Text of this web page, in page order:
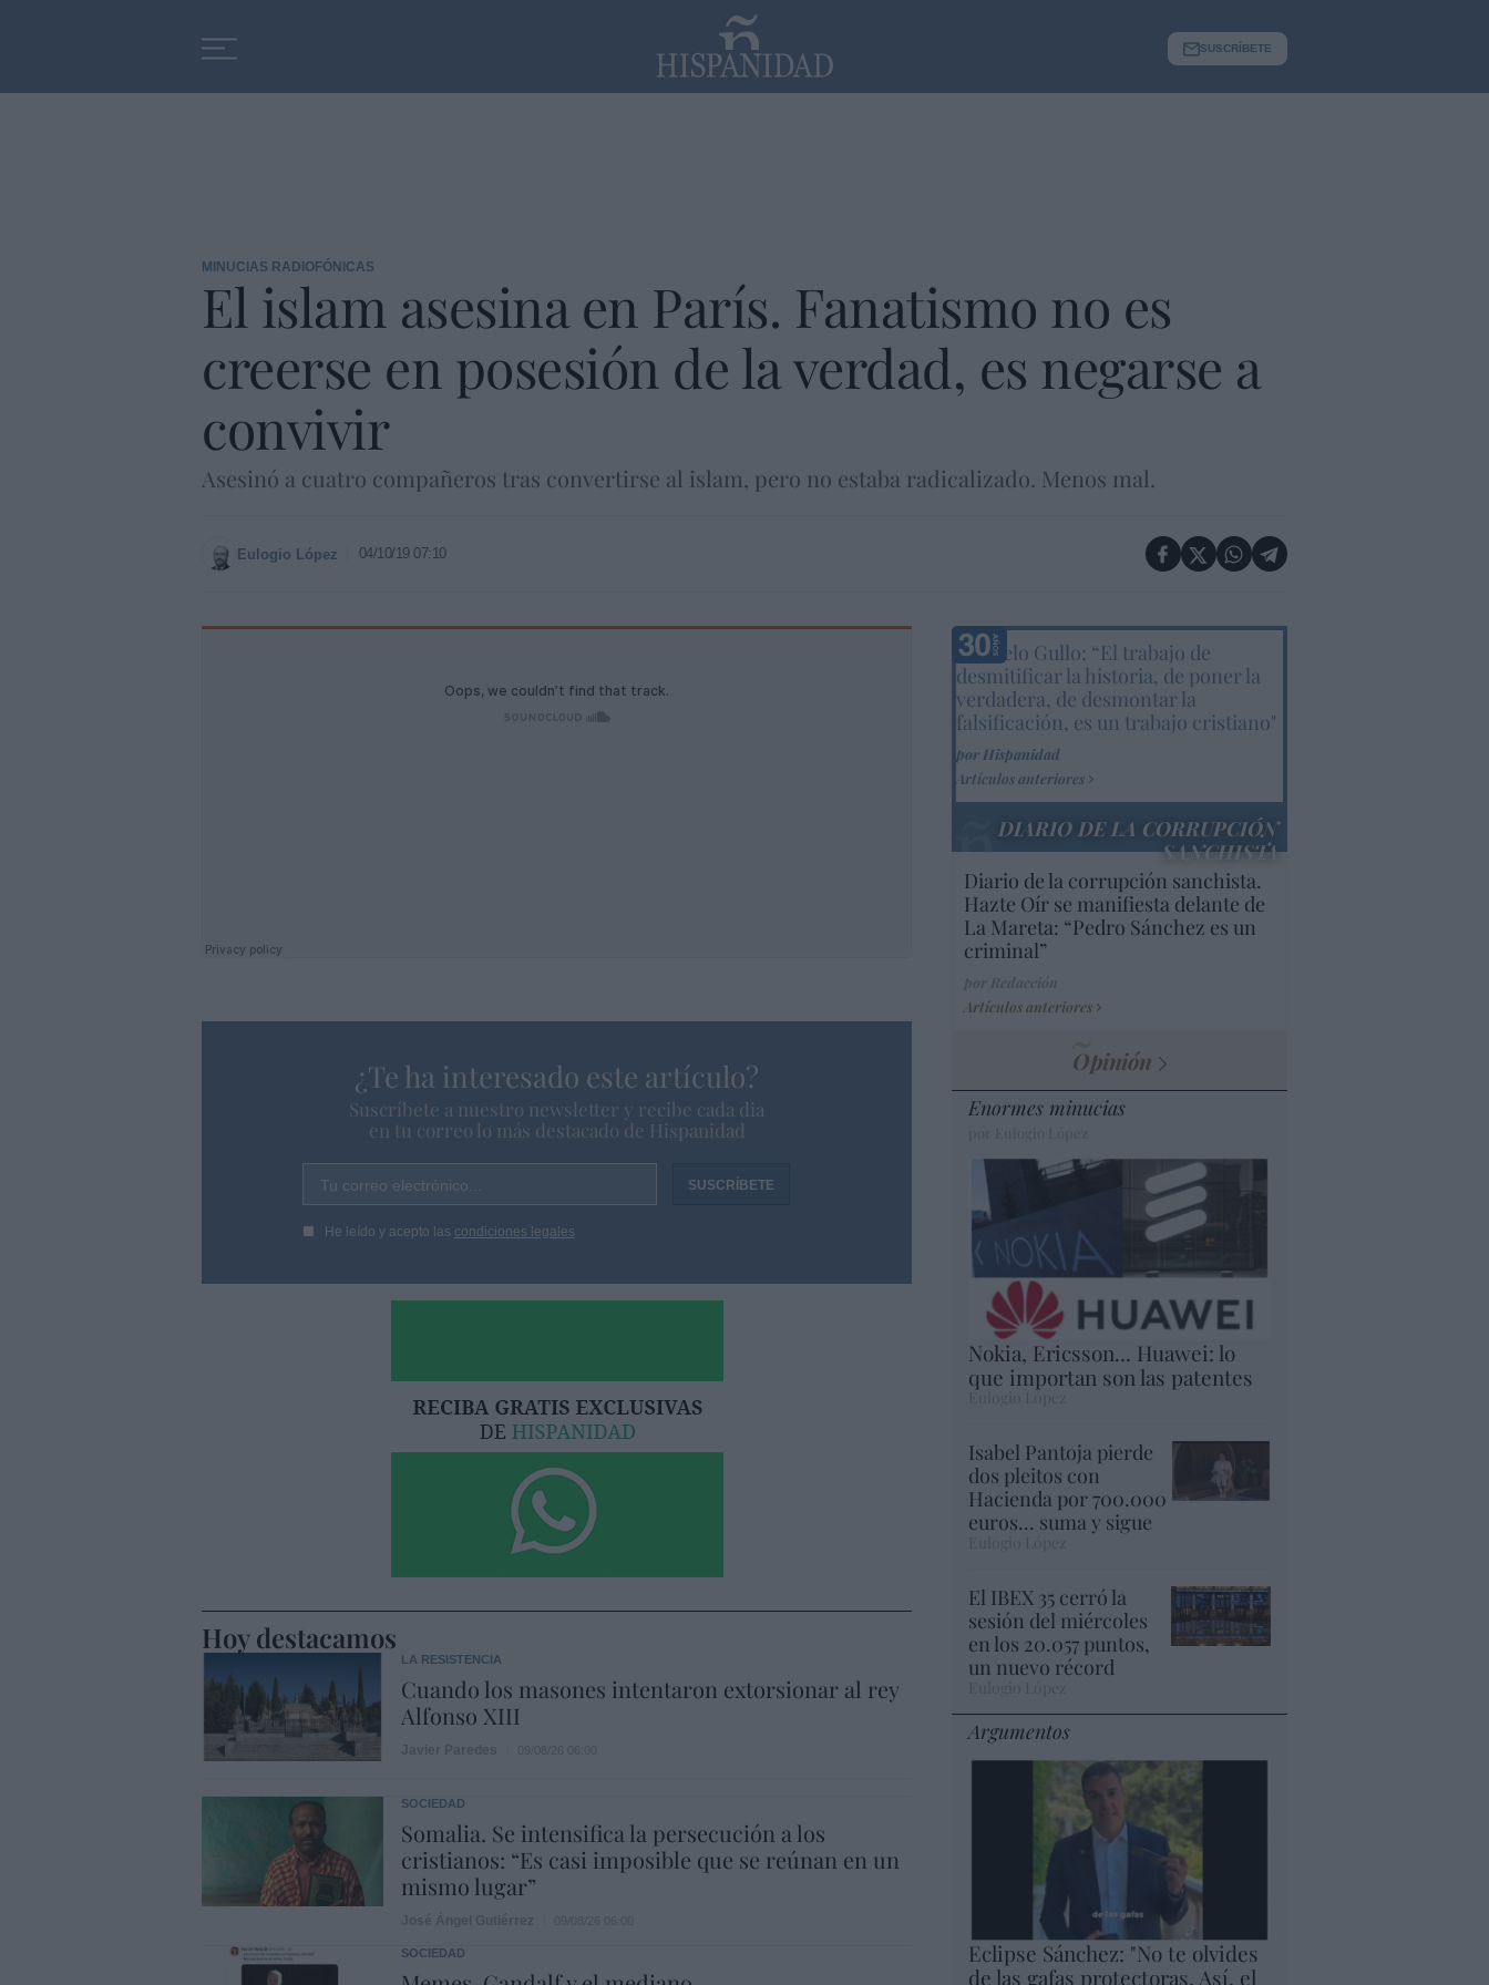
SUSCRÍBETE
MINUCIAS RADIOFÓNICAS
El islam asesina en París. Fanatismo no es
creerse en posesión de la verdad, es negarse a
convivir
Asesinó a cuatro compañeros tras convertirse al islam, pero no estaba radicalizado. Menos mal.
Eulogio López 04/10/19 07:10
¿Te ha interesado este artículo?
Suscríbete a nuestro newsletter y recibe cada dia
en tu correo lo más destacado de Hispanidad
Tu correo electrónico...
He leído y acepto las condiciones legales
Hoy destacamos
LA RESISTENCIA
Cuando los masones intentaron extorsionar al rey
Alfonso XIII
SOCIEDAD
Somalia. Se intensifica la persecución a los
cristianos: “Es casi imposible que se reúnan en un
mismo lugar”
SOCIEDAD
Marcelo Gullo: “El trabajo de
desmitificar la historia, de poner la
verdadera, de desmontar la
falsificación, es un trabajo cristiano"
por Hispanidad
Artículos anteriores
DIARIO DE LA CORRUPCIÓN
SANCHISTA
Diario de la corrupción sanchista.
Hazte Oír se manifiesta delante de
La Mareta: “Pedro Sánchez es un
criminal”
Artículos anteriores
Opinión
Enormes minucias
Nokia, Ericsson... Huawei: lo
que importan son las patentes
Eulogio López
Isabel Pantoja pierde
dos pleitos con
Hacienda por 700.000
euros... suma y sigue
El IBEX 35 cerró la
sesión del miércoles
en los 20.057 puntos,
un nuevo récord
Argumentos
Eclipse Sánchez: "No te olvides
de las gafas protectoras. Así, el